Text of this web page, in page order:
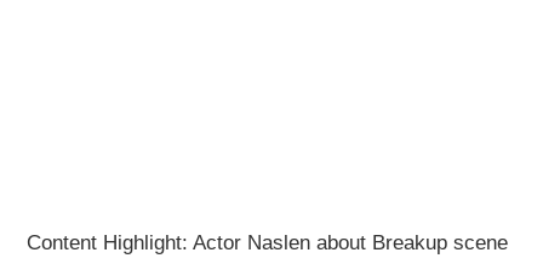
Content Highlight: Actor Naslen about Breakup scene